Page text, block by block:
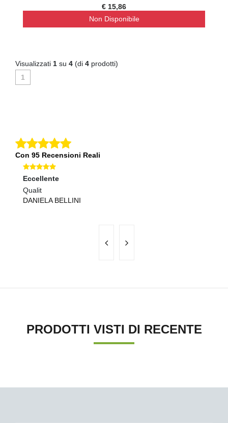
€ 15,86
Non Disponibile
Visualizzati 1 su 4 (di 4 prodotti)
1
Con 95 Recensioni Reali
Eccellente
Qualit
DANIELA BELLINI
PRODOTTI VISTI DI RECENTE